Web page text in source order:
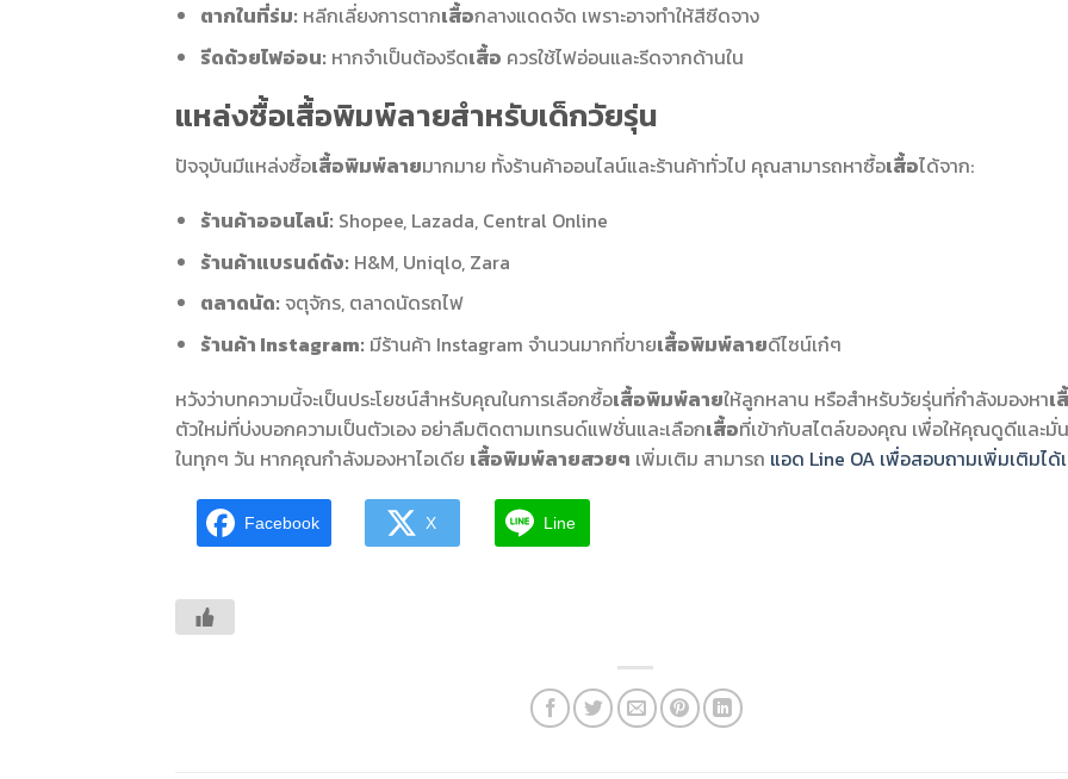
ตากในที่ร่ม: หลีกเลี่ยงการตากเสื้อกลางแดดจัด เพราะอาจทำให้สีซีดจาง
รีดด้วยไฟอ่อน: หากจำเป็นต้องรีดเสื้อ ควรใช้ไฟอ่อนและรีดจากด้านใน
แหล่งซื้อเสื้อพิมพ์ลายสำหรับเด็กวัยรุ่น
ปัจจุบันมีแหล่งซื้อเสื้อพิมพ์ลายมากมาย ทั้งร้านค้าออนไลน์และร้านค้าทั่วไป คุณสามารถหาซื้อเสื้อได้จาก:
ร้านค้าออนไลน์: Shopee, Lazada, Central Online
ร้านค้าแบรนด์ดัง: H&M, Uniqlo, Zara
ตลาดนัด: จตุจักร, ตลาดนัดรถไฟ
ร้านค้า Instagram: มีร้านค้า Instagram จำนวนมากที่ขายเสื้อพิมพ์ลายดีไซน์เก๋ๆ
หวังว่าบทความนี้จะเป็นประโยชน์สำหรับคุณในการเลือกซื้อเสื้อพิมพ์ลายให้ลูกหลาน หรือสำหรับวัยรุ่นที่กำลังมองหาเ
ตัวใหม่ที่บ่งบอกความเป็นตัวเอง อย่าลืมติดตามเทรนด์แฟชั่นและเลือกเสื้อที่เข้ากับสไตล์ของคุณ เพื่อให้คุณดูดีและมั่
ในทุกๆ วัน หากคุณกำลังมองหาไอเดีย เสื้อพิมพ์ลายสวยๆ เพิ่มเติม สามารถ แอด Line OA เพื่อสอบถามเพิ่มเติมได้
Facebook X Line